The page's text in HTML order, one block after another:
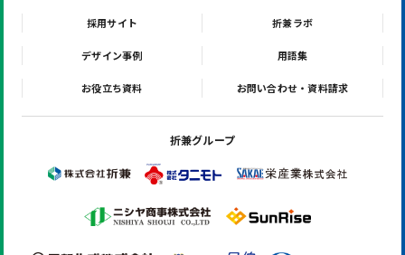
採用サイト 折兼ラボ
デザイン事例 用語集
お役立ち資料 お問い合わせ・資料請求
折兼グループ